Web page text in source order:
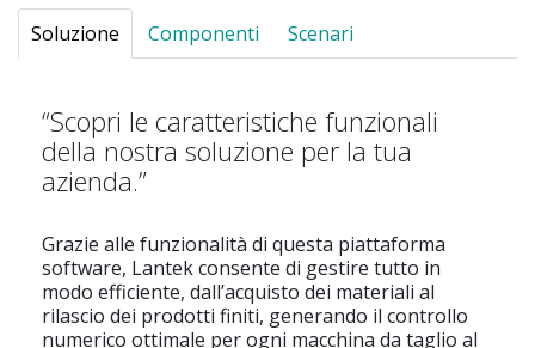
Soluzione Componenti Scenari
“Scopri le caratteristiche funzionali
della nostra soluzione per la tua
azienda.”
Grazie alle funzionalità di questa piattaforma
software, Lantek consente di gestire tutto in
modo efficiente, dall’acquisto dei materiali al
rilascio dei prodotti finiti, generando il controllo
numerico ottimale per ogni macchina da taglio al